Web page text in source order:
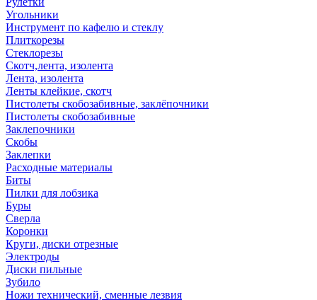
Угольники
Инструмент по кафелю и стеклу
Плиткорезы
Стеклорезы
Скотч,лента, изолента
Лента, изолента
Ленты клейкие, скотч
Пистолеты скобозабивные, заклёпочники
Пистолеты скобозабивные
Заклепочники
Скобы
Заклепки
Расходные материалы
Биты
Пилки для лобзика
Буры
Сверла
Коронки
Круги, диски отрезные
Электроды
Диски пильные
Зубило
Ножи технический, сменные лезвия